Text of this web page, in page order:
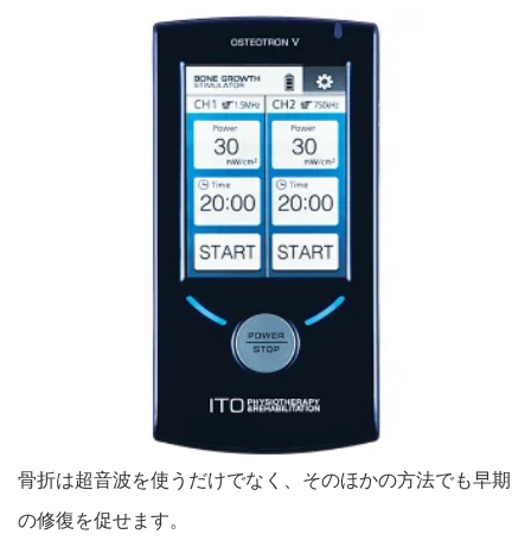
骨折は超音波を使うだけでなく、そのほかの方法でも早期
の修復を促せます。